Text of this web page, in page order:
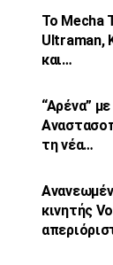
Το Mecha
Ultraman,
και…
“Αρένα”
τη νέα…
κινητής